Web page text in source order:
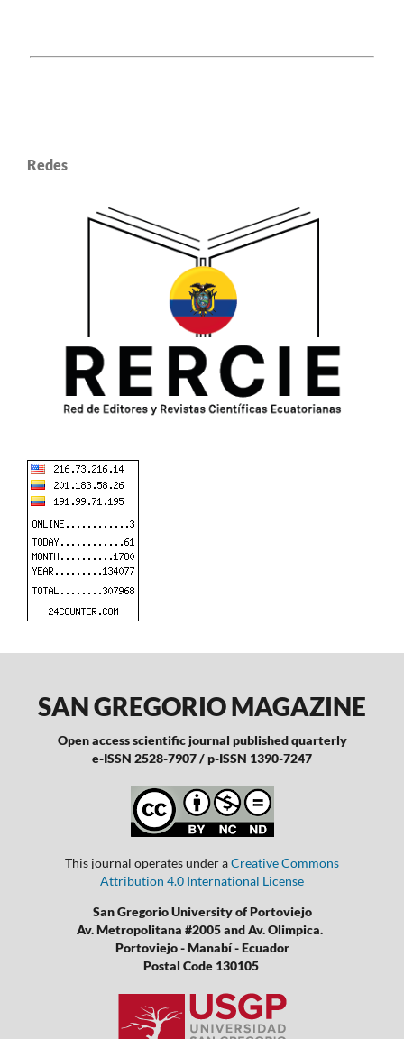
Redes
SAN GREGORIO MAGAZINE
Open access scientific journal published quarterly
e-ISSN 2528-7907 / p-ISSN 1390-7247
This journal operates under aCreative Commons
Attribution 4.0 International License
San Gregorio University of Portoviejo
Av. Metropolitana #2005 and Av. Olimpica.
Portoviejo - Manabí - Ecuador
Postal Code 130105